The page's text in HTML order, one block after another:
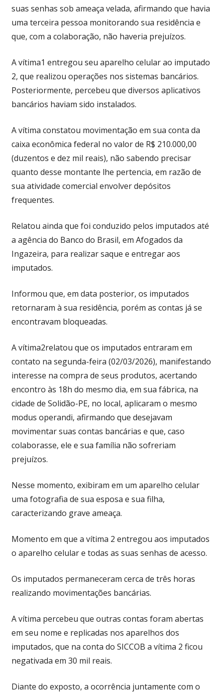
suas senhas sob ameaça velada, afirmando que havia
uma terceira pessoa monitorando sua residência e
que, com a colaboração, não haveria prejuízos.
A vítima1 entregou seu aparelho celular ao imputado
2, que realizou operações nos sistemas bancários.
Posteriormente, percebeu que diversos aplicativos
bancários haviam sido instalados.
A vítima constatou movimentação em sua conta da
caixa econômica federal no valor de R$ 210.000,00
(duzentos e dez mil reais), não sabendo precisar
quanto desse montante lhe pertencia, em razão de
sua atividade comercial envolver depósitos
frequentes.
Relatou ainda que foi conduzido pelos imputados até
a agência do Banco do Brasil, em Afogados da
Ingazeira, para realizar saque e entregar aos
imputados.
Informou que, em data posterior, os imputados
retornaram à sua residência, porém as contas já se
encontravam bloqueadas.
A vítima2relatou que os imputados entraram em
contato na segunda-feira (02/03/2026), manifestando
interesse na compra de seus produtos, acertando
encontro às 18h do mesmo dia, em sua fábrica, na
cidade de Solidão-PE, no local, aplicaram o mesmo
modus operandi, afirmando que desejavam
movimentar suas contas bancárias e que, caso
colaborasse, ele e sua família não sofreriam
prejuízos.
Nesse momento, exibiram em um aparelho celular
uma fotografia de sua esposa e sua filha,
caracterizando grave ameaça.
Momento em que a vítima 2 entregou aos imputados
o aparelho celular e todas as suas senhas de acesso.
Os imputados permaneceram cerca de três horas
realizando movimentações bancárias.
A vítima percebeu que outras contas foram abertas
em seu nome e replicadas nos aparelhos dos
imputados, que na conta do SICCOB a vítima 2 ficou
negativada em 30 mil reais.
Diante do exposto, a ocorrência juntamente com o